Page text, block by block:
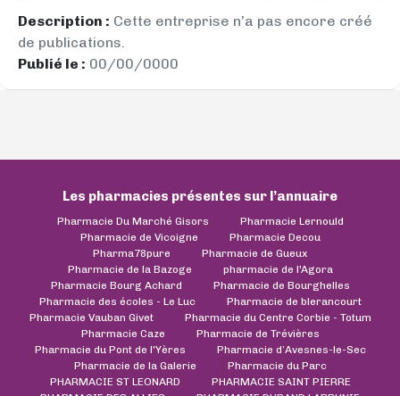
Description : Cette entreprise n’a pas encore créé
de publications.
Publié le : 00/00/0000
Les pharmacies présentes sur l’annuaire
Pharmacie Du Marché Gisors
Pharmacie Lernould
Pharmacie de Vicoigne
Pharmacie Decou
Pharma78pure
Pharmacie de Gueux
Pharmacie de la Bazoge
pharmacie de l'Agora
Pharmacie Bourg Achard
Pharmacie de Bourghelles
Pharmacie des écoles - Le Luc
Pharmacie de blerancourt
Pharmacie Vauban Givet
Pharmacie du Centre Corbie - Totum
Pharmacie Caze
Pharmacie de Trévières
Pharmacie du Pont de l'Yères
Pharmacie d’Avesnes-le-Sec
Pharmacie de la Galerie
Pharmacie du Parc
PHARMACIE ST LEONARD
PHARMACIE SAINT PIERRE